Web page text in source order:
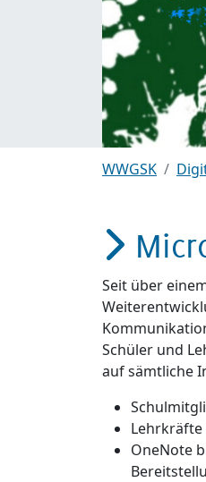
WWGSK
Seit über
Schüler und
auf sämtliche
Lehrkräfte
OneNote